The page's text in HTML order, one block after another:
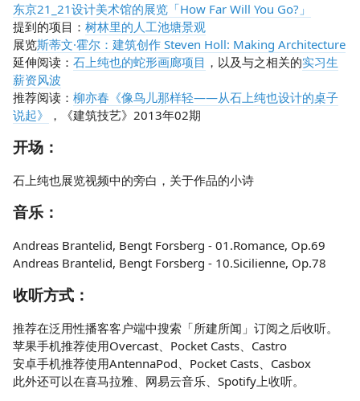
东京21_21设计美术馆的展览「How Far Will You Go?」
提到的项目： 树林里的人工池塘景观
展览斯蒂文·霍尔：建筑创作 Steven Holl: Making Architecture
延伸阅读： 石上纯也的蛇形画廊项目 ，以及与之相关的实习生
薪资风波
推荐阅读： 柳亦春《像鸟儿那样轻——从石上纯也设计的桌子
说起》
，《建筑技艺》2013年02期
开场：
石上纯也展览视频中的旁白，关于作品的小诗
音乐：
Andreas Brantelid, Bengt Forsberg - 01.Romance, Op.69
Andreas Brantelid, Bengt Forsberg - 10.Sicilienne, Op.78
收听方式：
推荐在泛用性播客客户端中搜索「所建所闻」订阅之后收听。
苹果手机推荐使用Overcast、Pocket Casts、Castro
安卓手机推荐使用AntennaPod、Pocket Casts、Casbox
此外还可以在喜马拉雅、网易云音乐、Spotify上收听。